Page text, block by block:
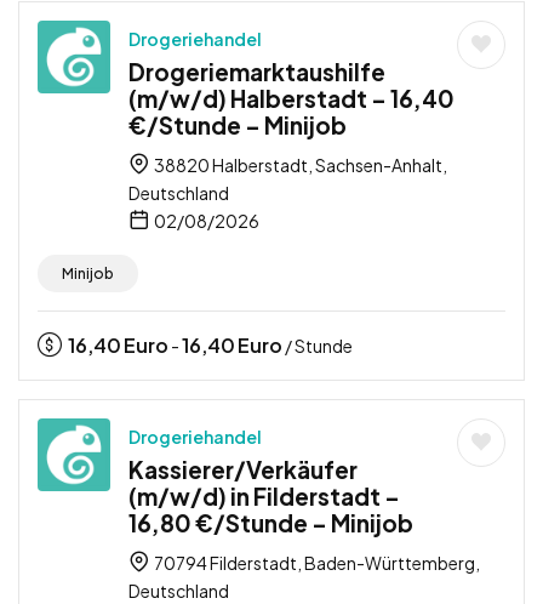
Drogeriehandel
Drogeriemarktaushilfe
(m/w/d) Halberstadt – 16,40
€/Stunde – Minijob
38820 Halberstadt, Sachsen-Anhalt,
Deutschland
02/08/2026
Minijob
16,40Euro -16,40Euro / Stunde
Drogeriehandel
Kassierer/Verkäufer
(m/w/d) in Filderstadt –
16,80 €/Stunde – Minijob
70794 Filderstadt, Baden-Württemberg,
Deutschland